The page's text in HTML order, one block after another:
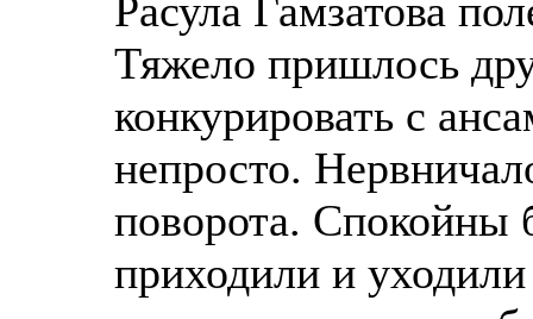
Расула Гамзатова
Тяжело пришлось
конкурировать с
непросто.
поворота. Спокойны
приходили и